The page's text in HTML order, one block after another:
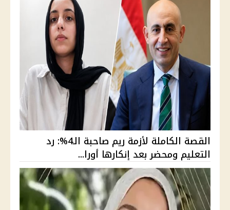
القصة الكاملة لأزمة ريم صاحبة الـ4%: رد
التعليم ومحضر بعد إنكارها أورا...